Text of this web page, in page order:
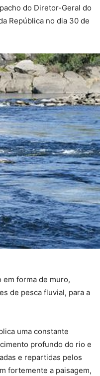
do Diretor-Geral do
República no dia 30 de
em forma de muro,
de pesca fluvial, para a
uma constante
profundo do rio e
e repartidas pelos
fortemente a paisagem,